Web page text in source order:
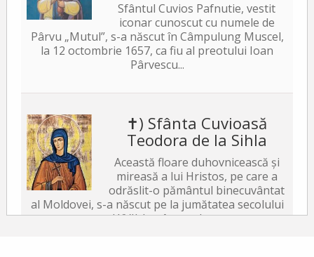
Sfântul Cuvios Pafnutie, vestit
iconar cunoscut cu numele de
Pârvu „Mutul”, s-a născut în Câmpulung Muscel,
la 12 octombrie 1657, ca fiu al preotului Ioan
Pârvescu...
✝) Sfânta Cuvioasă
Teodora de la Sihla
Această floare duhovnicească și
mireasă a lui Hristos, pe care a
odrăslit-o pământul binecuvântat
al Moldovei, s-a născut pe la jumătatea secolului
al XVII-lea, în satul...